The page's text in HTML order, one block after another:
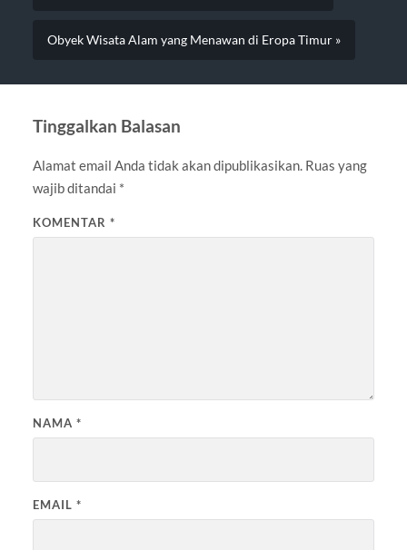
Obyek Wisata Alam yang Menawan di Eropa Timur »
Tinggalkan Balasan
Alamat email Anda tidak akan dipublikasikan. Ruas yang
wajib ditandai *
KOMENTAR *
NAMA *
EMAIL *